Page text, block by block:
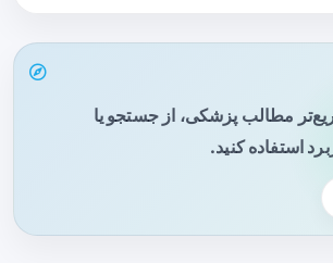
مطالب پزشکی، از جستجو یا
استفاده کنید.